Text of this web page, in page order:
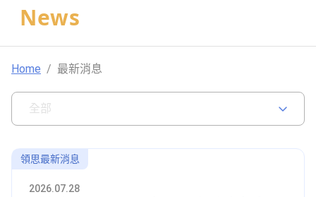
News
Home 最新消息
全部
2026.07.28
領思最新消息